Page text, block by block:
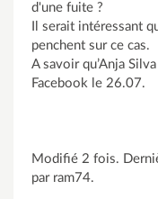
d'une fuite ?
Il serait intéressant
penchent sur ce cas.
A savoir qu’Anja
Facebook le 26.07.
Modifié 2 fois.
par ram74.